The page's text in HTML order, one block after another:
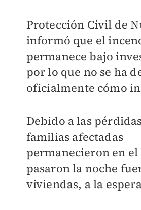
Protección Civil de
informó que el
permanece bajo
por lo que no se ha
oficialmente cómo
Debido a las
familias afectadas
permanecieron en
pasaron la noche
viviendas, a la